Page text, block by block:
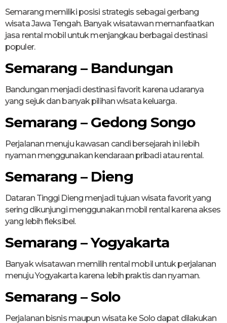
Semarang memiliki posisi strategis sebagai gerbang
wisata Jawa Tengah. Banyak wisatawan memanfaatkan
jasa rental mobil untuk menjangkau berbagai destinasi
populer.
Semarang – Bandungan
Bandungan menjadi destinasi favorit karena udaranya
yang sejuk dan banyak pilihan wisata keluarga.
Semarang – Gedong Songo
Perjalanan menuju kawasan candi bersejarah ini lebih
nyaman menggunakan kendaraan pribadi atau rental.
Semarang – Dieng
Dataran Tinggi Dieng menjadi tujuan wisata favorit yang
sering dikunjungi menggunakan mobil rental karena akses
yang lebih fleksibel.
Semarang – Yogyakarta
Banyak wisatawan memilih rental mobil untuk perjalanan
menuju Yogyakarta karena lebih praktis dan nyaman.
Semarang – Solo
Perjalanan bisnis maupun wisata ke Solo dapat dilakukan